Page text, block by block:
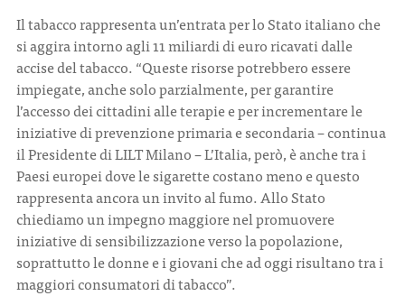
Il tabacco rappresenta un’entrata per lo Stato italiano che
si aggira intorno agli 11 miliardi di euro ricavati dalle
accise del tabacco. “Queste risorse potrebbero essere
impiegate, anche solo parzialmente, per garantire
l’accesso dei cittadini alle terapie e per incrementare le
iniziative di prevenzione primaria e secondaria – continua
il Presidente di LILT Milano – L’Italia, però, è anche tra i
Paesi europei dove le sigarette costano meno e questo
rappresenta ancora un invito al fumo. Allo Stato
chiediamo un impegno maggiore nel promuovere
iniziative di sensibilizzazione verso la popolazione,
soprattutto le donne e i giovani che ad oggi risultano tra i
maggiori consumatori di tabacco”.